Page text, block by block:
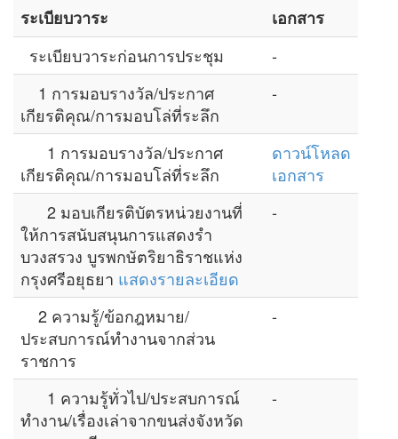
ระเบียบวาระ
เอกสาร
ระเบียบวาระก่อนการประชุม
-
1 การมอบรางวัล/ประกาศ
เกียรติคุณ/การมอบโล่ที่ระลึก
-
1 การมอบรางวัล/ประกาศ
เกียรติคุณ/การมอบโล่ที่ระลึก
ดาวน์โหลด
เอกสาร
2 มอบเกียรติบัตรหน่วยงานที่
ให้การสนับสนุนการแสดงรำ
บวงสรวง บูรพกษัตริยาธิราชแห่ง
กรุงศรีอยุธยา แสดงรายละเอียด
-
2 ความรู้/ข้อกฎหมาย/
ประสบการณ์ทำงานจากส่วน
ราชการ
-
1 ความรู้ทั่วไป/ประสบการณ์
ทำงาน/เรื่องเล่าจากขนส่งจังหวัด
-